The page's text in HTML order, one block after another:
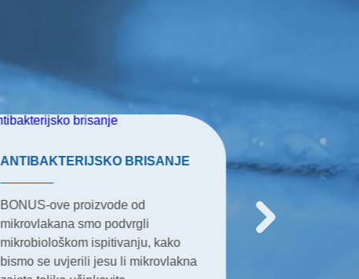
ANTIBAKTERIJSKO BRISANJE
BONUS-ove proizvode od
mikrovlakana smo podvrgli
mikrobiološkom ispitivanju, kako
bismo se uvjerili jesu li mikrovlakna
ZERO
zelenom